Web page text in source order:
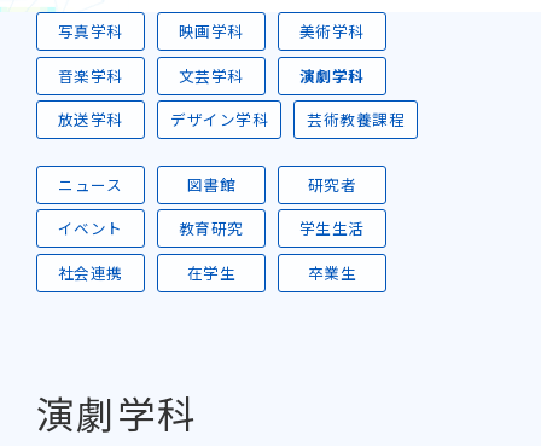
写真学科 映画学科
美術学科
音楽学科
文芸学科
演劇学科
放送学科
デザイン学科 芸術教養課程
ニュース 図書館
研究者
イベント
教育研究
学生生活
社会連携
在学生 卒業生
演劇学科